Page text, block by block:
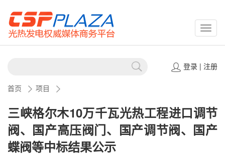
登录| 注册
首页 项目
三峡格尔木10万千瓦光热工程进口调节
阀、国产高压阀门、国产调节阀、国产
蝶阀等中标结果公示